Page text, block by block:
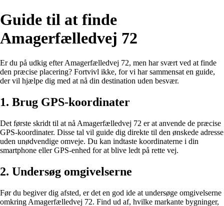
Guide til at finde
Amagerfælledvej 72
Er du på udkig efter Amagerfælledvej 72, men har svært ved at finde
den præcise placering? Fortvivl ikke, for vi har sammensat en guide,
der vil hjælpe dig med at nå din destination uden besvær.
1. Brug GPS-koordinater
Det første skridt til at nå Amagerfælledvej 72 er at anvende de præcise
GPS-koordinater. Disse tal vil guide dig direkte til den ønskede adresse
uden unødvendige omveje. Du kan indtaste koordinaterne i din
smartphone eller GPS-enhed for at blive ledt på rette vej.
2. Undersøg omgivelserne
Før du begiver dig afsted, er det en god ide at undersøge omgivelserne
omkring Amagerfælledvej 72. Find ud af, hvilke markante bygninger,